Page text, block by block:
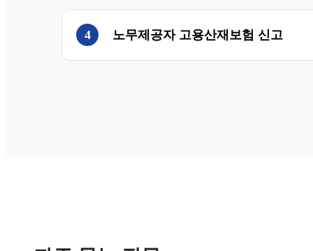
4 노무제공자 고용산재보험 신고